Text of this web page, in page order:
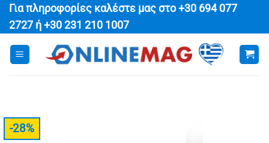
Μετάβαση
στο
περιεχόμενο
Για πληροφορίες καλέστε μας στο +30 694 077
2727 ή +30 231 210 1007
-28%